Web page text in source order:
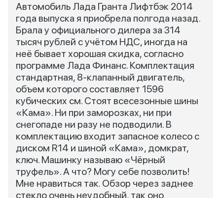
Автомобиль Лада Гранта Лифтбэк 2014
года выпуска я приобрела полгода назад.
Брала у официального дилера за 314
тысяч рублей с учётом НДС, иногда на
неё бывает хорошая скидка, согласно
программе Лада Финанс. Комплектация
стандартная, 8-клапанный двигатель,
объем которого составляет 1596
кубических см. Стоят всесезонные шины
«Кама». Ни при заморозках, ни при
снегопаде ни разу не подводили. В
комплектацию входит запасное колесо с
диском R14 и шиной «Кама», домкрат,
ключ. Машинку называю «Чёрный
труфель». А что? Могу себе позволить!
Мне нравиться так. Обзор через заднее
стекло очень неудобный, так оно